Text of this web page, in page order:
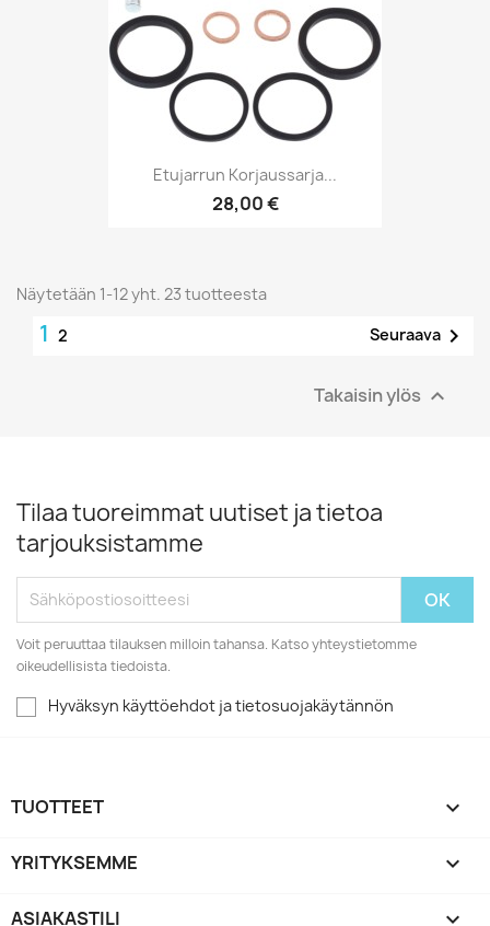
Etujarrun Korjaussarja...
28,00 €
Näytetään 1-12 yht. 23 tuotteesta
1 2 Seuraava 
Takaisin ylös 
Tilaa tuoreimmat uutiset ja tietoa
tarjouksistamme
Voit peruuttaa tilauksen milloin tahansa. Katso yhteystietomme
oikeudellisista tiedoista.
Hyväksyn käyttöehdot ja tietosuojakäytännön
TUOTTEET 
YRITYKSEMME 
ASIAKASTILI 